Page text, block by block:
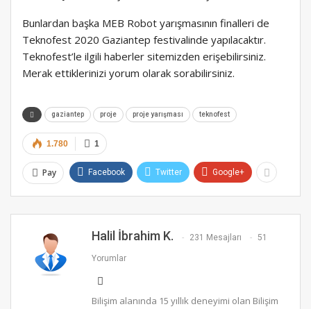
Bunlardan başka MEB Robot yarışmasının finalleri de
Teknofest 2020 Gaziantep festivalinde yapılacaktır.
Teknofest’le ilgili haberler sitemizden erişebilirsiniz.
Merak ettiklerinizi yorum olarak sorabilirsiniz.
gaziantep proje proje yarışması teknofest
1
1.780
Pay Facebook Twitter Google+
Halil İbrahim K. 231 Mesajları 51
Yorumlar
Bilişim alanında 15 yıllık deneyimi olan Bilişim